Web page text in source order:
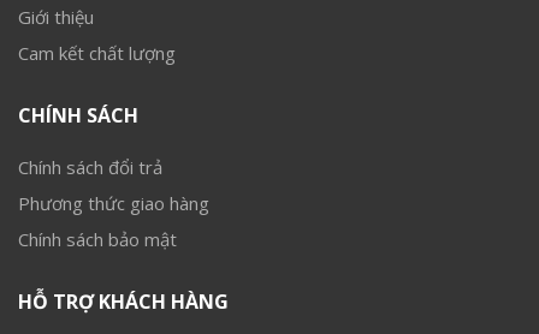
Giới thiệu
Cam kết chất lượng
CHÍNH SÁCH
Chính sách đổi trả
Phương thức giao hàng
Chính sách bảo mật
HỖ TRỢ KHÁCH HÀNG